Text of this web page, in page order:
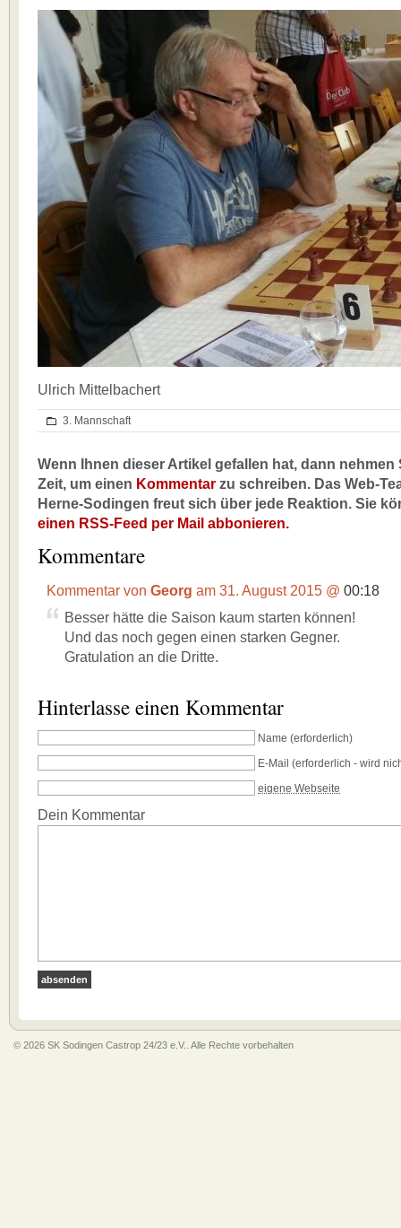
Ulrich Mittelbachert
3. Mannschaft
Wenn Ihnen dieser Artikel gefallen hat, dann nehmen
Zeit, um einen Kommentar zu schreiben. Das Web-
Herne-Sodingen freut sich über jede Reaktion. Sie
einen RSS-Feed per Mail abbonieren.
Kommentare
Kommentar von Georg am 31. August 2015 @ 00:18
Besser hätte die Saison kaum starten können!
Und das noch gegen einen starken Gegner.
Gratulation an die Dritte.
Hinterlasse einen Kommentar
Name (erforderlich)
E-Mail (erforderlich - wird
eigene Webseite
Dein Kommentar
© 2026 SK Sodingen Castrop 24/23 e.V.. Alle Rechte vorbehalten